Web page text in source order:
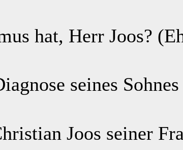
hat, Herr Joos?
seines Sohnes
Joos seiner